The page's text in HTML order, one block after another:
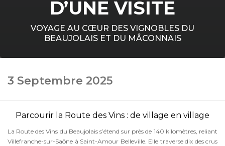
D’UNE VISITE
VOYAGE AU CŒUR DES VIGNOBLES DU
BEAUJOLAIS ET DU MÂCONNAIS
3 Septembre 2025
Parcourir la Route des Vins : de village en village
La Route des Vins du Beaujolais s’étend sur près de 140 kilomètres, reliant
Villefranche-sur-Saône à Saint-Amour Belleville. Elle traverse dix des crus